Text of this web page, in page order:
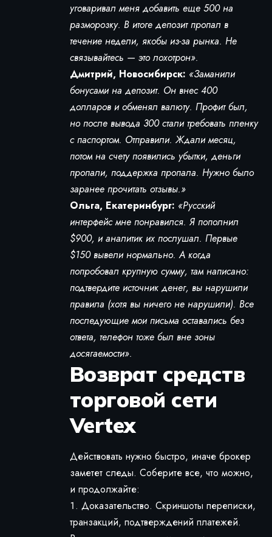
уговаривал меня добавить еще 500 на
разморозку. В итоге депозит пропал в
течение недели, якобы из-за рынка. Не
связывайтесь — это лохотрон».
Дмитрий, Новосибирск: «Заманили
бонусами на депозит. Он внес 400
долларов и обменял валюту. Профит был,
но после вывода 300 стали требовать пленку
с паспортом. Отправили. Ждали месяц,
потом на счету появились убытки, деньги
пропали, поддержка пропала. Нужно было
заранее прочитать отзывы.»
Ольга, Екатеринбург: «Русский
интерфейс мне понравился. Я пополнил
$900, и аналитик их послушал. Первые
$150 вывели нормально. А когда
попробовал крупную сумму, там написано:
подтвердите источник денег, вы нарушили
правила (хотя вы ничего не нарушили). Все
последующие мои письма оставались без
ответа, телефон тоже был вне зоны
досягаемости».
Возврат средств
торговой сети
Vertex
Действовать нужно быстро, иначе брокер
заметет следы. Соберите все, что можно,
и продолжайте:
Доказательство. Скриншоты переписки,
транзакций, подтверждений платежей.